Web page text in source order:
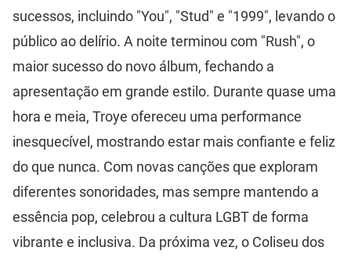
sucessos, incluindo "You", "Stud" e "1999", levando o
público ao delírio. A noite terminou com "Rush", o
maior sucesso do novo álbum, fechando a
apresentação em grande estilo. Durante quase uma
hora e meia, Troye ofereceu uma performance
inesquecível, mostrando estar mais confiante e feliz
do que nunca. Com novas canções que exploram
diferentes sonoridades, mas sempre mantendo a
essência pop, celebrou a cultura LGBT de forma
vibrante e inclusiva. Da próxima vez, o Coliseu dos